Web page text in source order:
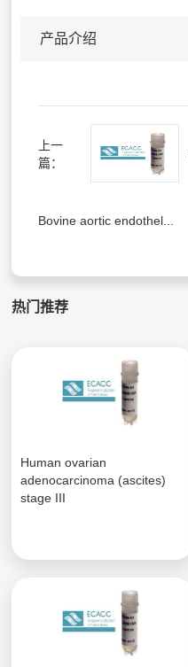
产品介绍
上一
篇：
Bovine aortic endothel...
热门推荐
Human ovarian
adenocarcinoma (ascites)
stage III